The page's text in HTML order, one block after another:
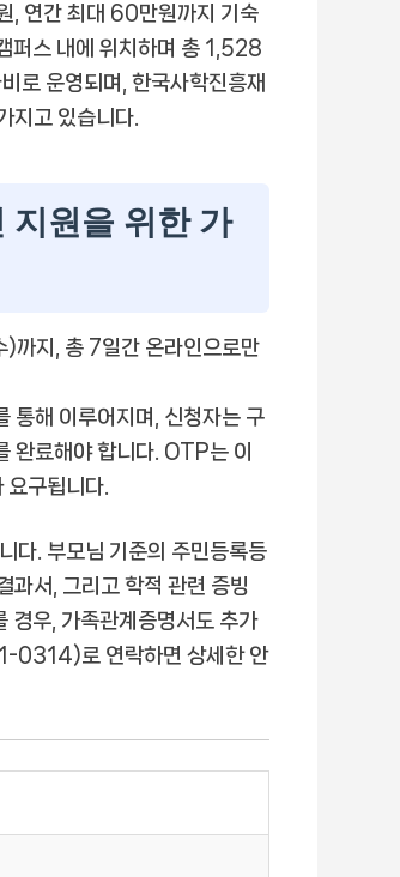
, 연간 최대 60만원까지 기숙
퍼스 내에 위치하며 총 1,528
로 운영되며, 한국사학진흥재
지고 있습니다.
지원을 위한 가
까지, 총 7일간 온라인으로만
이루어지며, 신청자는 구
완료해야 합니다. OTP는 이
구됩니다.
다. 부모님 기준의 주민등록등
과서, 그리고 학적 관련 증빙
경우, 가족관계증명서도 추가
0314)로 연락하면 상세한 안